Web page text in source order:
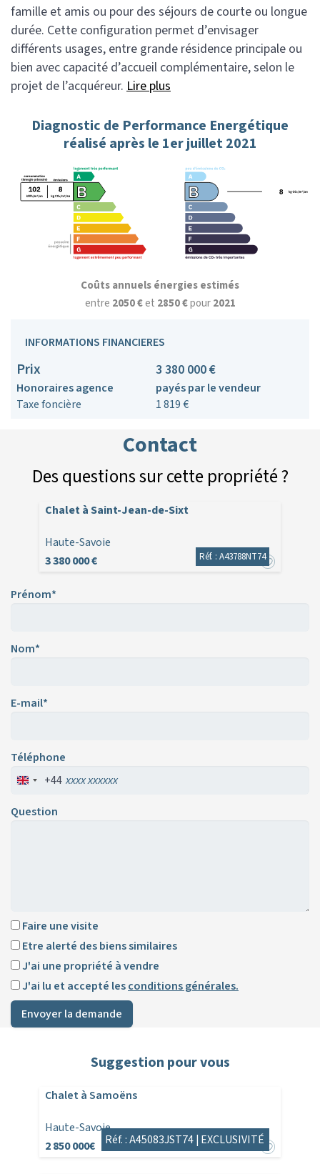
famille et amis ou pour des séjours de courte ou longue
durée. Cette configuration permet d’envisager
différents usages, entre grande résidence principale ou
bien avec capacité d’accueil complémentaire, selon le
projet de l’acquéreur. Lire plus
Diagnostic de Performance Energétique
réalisé après le 1er juillet 2021
Coûts annuels énergies estimés
entre 2050 €et 2850 €pour2021
INFORMATIONS FINANCIERES
Prix 3 380 000 €
Honoraires agence
payés par le vendeur
Taxe foncière
1 819 €
Contact
Des questions sur cette propriété ?
Chalet à Saint-Jean-de-Sixt
Haute-Savoie
3 380 000 €
Réf. : A43788NT74
Prénom*
Nom*
E-mail*
Téléphone
+44
Question
Faire une visite
Etre alerté des biens similaires
J'ai une propriété à vendre
J'ai lu et accepté lesconditions générales.
Envoyer la demande
Suggestion pour vous
Chalet à Samoëns
Haute-Savoie
2 850 000€
Réf. : A45083JST74 | EXCLUSIVITÉ